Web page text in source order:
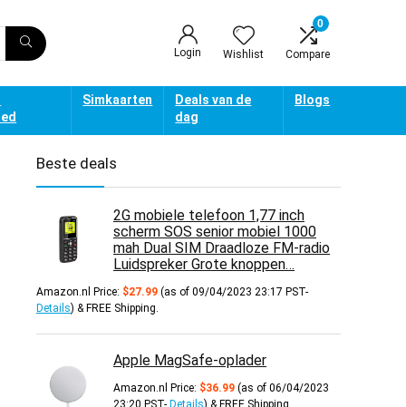
Login Wishlist
0
Compare
Simkaarten
Deals van de
dag
Blogs
Beste deals
2G mobiele telefoon 1,77 inch
scherm SOS senior mobiel 1000
mah Dual SIM Draadloze FM-radio
Luidspreker Grote knoppen…
Amazon.nl Price: $27.99 (as of 09/04/2023 23:17 PST-
Details) & FREE Shipping.
Apple MagSafe-oplader
Amazon.nl Price: $36.99 (as of 06/04/2023
23:20 PST- Details) & FREE Shipping.